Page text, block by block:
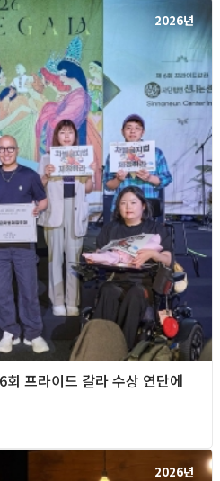
2026년
프라이드 갈라 수상 연단에
2026년